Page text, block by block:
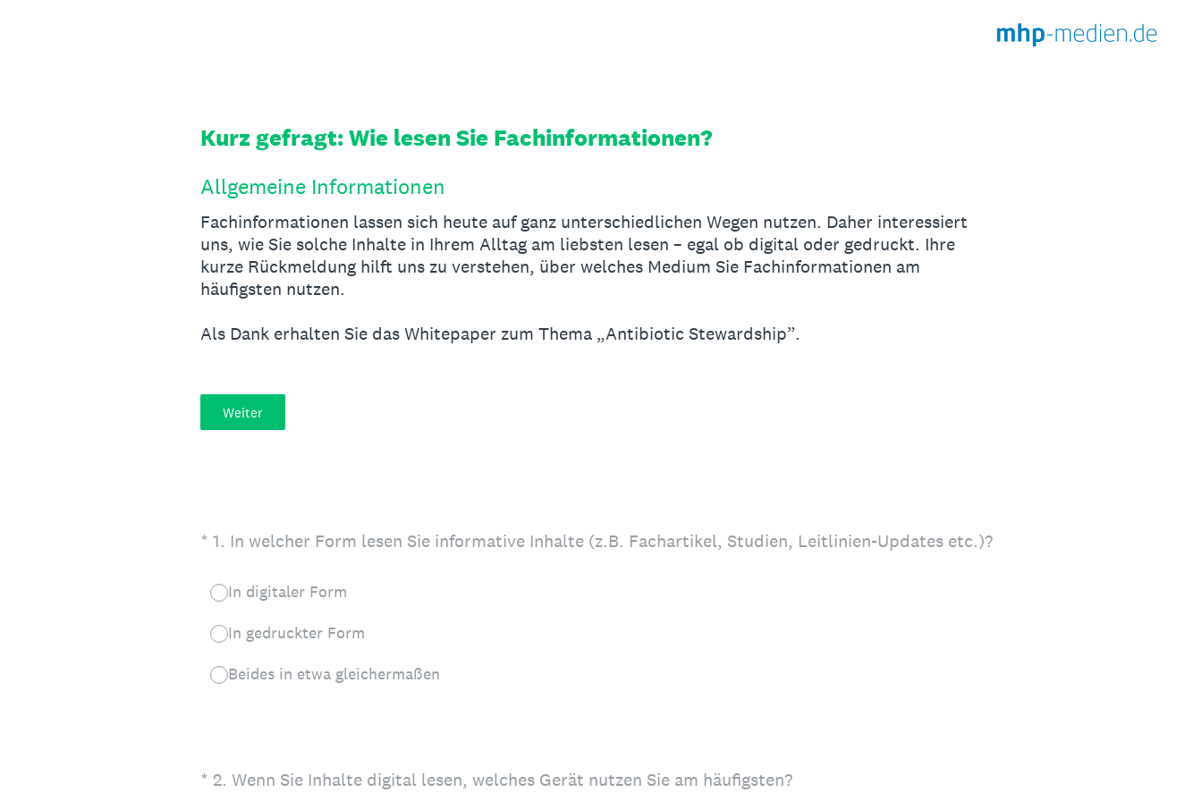
Kurz gefragt: Wie lesen Sie Fachinformationen?
Allgemeine Informationen
Fachinformationen lassen sich heute auf ganz unterschiedlichen Wegen nutzen. Daher interessiert
uns, wie Sie solche Inhalte in Ihrem Alltag am liebsten lesen – egal ob digital oder gedruckt. Ihre
kurze Rückmeldung hilft uns zu verstehen, über welches Medium Sie Fachinformationen am
häufigsten nutzen.
Als Dank erhalten Sie das Whitepaper zum Thema „Antibiotic Stewardship”.
Weiter
* 1. In welcher Form lesen Sie informative Inhalte (z.B. Fachartikel, Studien, Leitlinien-Updates etc.)?
(Erforderlich.)
In digitaler Form
In gedruckter Form
Beides in etwa gleichermaßen
* 2. Wenn Sie Inhalte digital lesen, welches Gerät nutzen Sie am häufigsten?
(Erforderlich.)